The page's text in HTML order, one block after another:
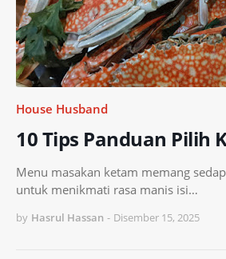
House Husband
10 Tips Panduan Pilih
Menu masakan ketam memang
untuk menikmati rasa manis isi…
by Hasrul Hassan - Disember 15, 2025